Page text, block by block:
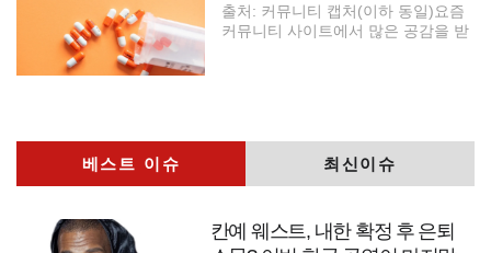
출처: 커뮤니티 캡처(이하 동일)요즘
커뮤니티 사이트에서 많은 공감을 받
베스트 이슈 최신이슈
칸예 웨스트, 내한 확정 후 은퇴